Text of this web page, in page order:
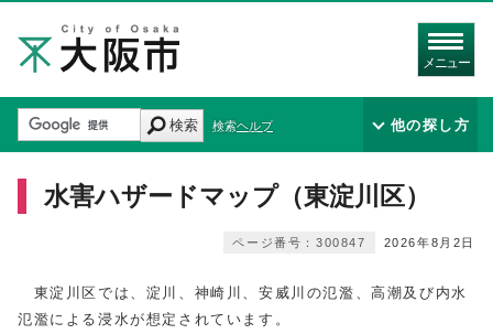
メニュー
検索 検索ヘルプ 他の探し方
水害ハザードマップ（東淀川区）
2026年8月2日
ページ番号：300847
東淀川区では、淀川、神崎川、安威川の氾濫、高潮及び内水
氾濫による浸水が想定されています。